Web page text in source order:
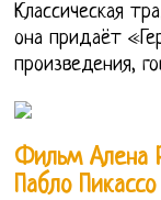
Классическая
она придаёт
произведения,
Фильм Алена
Пабло Пикассо